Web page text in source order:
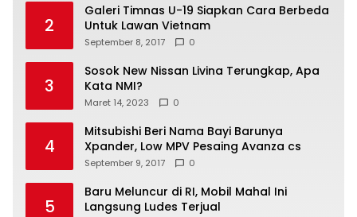
2
Galeri Timnas U-19 Siapkan Cara Berbeda
Untuk Lawan Vietnam
September 8, 2017 0
3
Sosok New Nissan Livina Terungkap, Apa
Kata NMI?
Maret 14, 2023 0
4
Mitsubishi Beri Nama Bayi Barunya
Xpander, Low MPV Pesaing Avanza cs
September 9, 2017 0
5
Baru Meluncur di RI, Mobil Mahal Ini
Langsung Ludes Terjual